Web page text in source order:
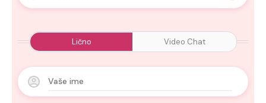
Lično Video Chat